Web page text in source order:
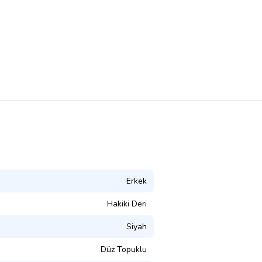
Erkek
Hakiki Deri
Siyah
Düz Topuklu